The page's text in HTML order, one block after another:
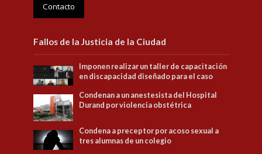
Contacto
Fallos de la Justicia de la Ciudad
Imponen realizar un taller de capacitación
en discapacidad diseñado para el caso
Condenan a un anestesista del Hospital
Durand por violencia obstétrica
Condena a preceptor por acoso sexual a
tres alumnas de un colegio